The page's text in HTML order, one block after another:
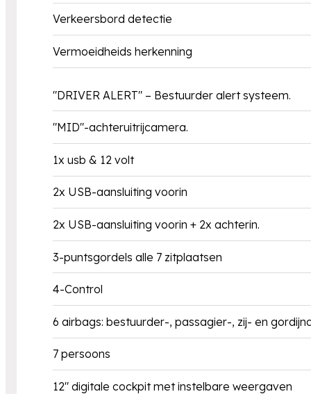
Verkeersbord detectie
Vermoeidheids herkenning
"DRIVER ALERT" – Bestuurder alert systeem.
"MID"-achteruitrijcamera.
1x usb & 12 volt
2x USB-aansluiting voorin
2x USB-aansluiting voorin + 2x achterin.
3-puntsgordels alle 7 zitplaatsen
4-Control
6 airbags: bestuurder-, passagier-, zij- en
7 persoons
12" digitale cockpit met instelbare weergaven